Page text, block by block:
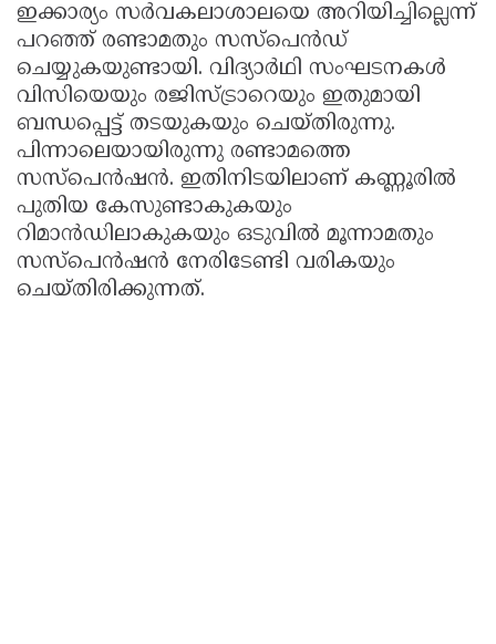
ഇക്കാര്യം സർവകലാശാലയെ അറിയിച്ചില്ലെന്ന്
പറഞ്ഞ് രണ്ടാമതും സസ്‌പെൻഡ്
ചെയ്യുകയുണ്ടായി. വിദ്യാർഥി സംഘടനകൾ
വിസിയെയും രജിസ്ട്രാറെയും ഇതുമായി
ബന്ധപ്പെട്ട് തടയുകയും ചെയ്തിരുന്നു.
പിന്നാലെയായിരുന്നു രണ്ടാമത്തെ
സസ്‌പെൻഷൻ. ഇതിനിടയിലാണ് കണ്ണൂരിൽ
പുതിയ കേസുണ്ടാകുകയും
റിമാൻഡിലാകുകയും ഒടുവിൽ മൂന്നാമതും
സസ്‍പെൻഷൻ നേരിടേണ്ടി വരികയും
ചെയ്‌തിരിക്കുന്നത്‌.